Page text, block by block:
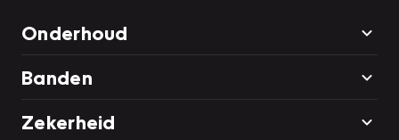
Onderhoud
Banden
Zekerheid